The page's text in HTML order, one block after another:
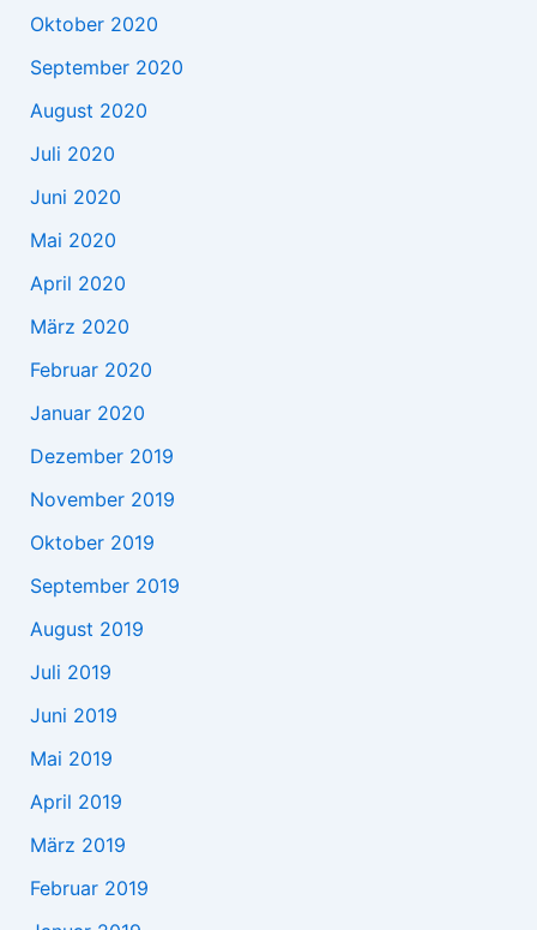
Oktober 2020
September 2020
August 2020
Juli 2020
Juni 2020
Mai 2020
April 2020
März 2020
Februar 2020
Januar 2020
Dezember 2019
November 2019
Oktober 2019
September 2019
August 2019
Juli 2019
Juni 2019
Mai 2019
April 2019
März 2019
Februar 2019